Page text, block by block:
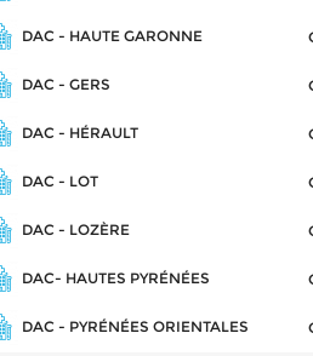
DAC - HAUTE GARONNE
DAC - GERS
DAC - HÉRAULT
DAC - LOT
DAC - LOZÈRE
DAC- HAUTES PYRÉNÉES
DAC - PYRÉNÉES ORIENTALES